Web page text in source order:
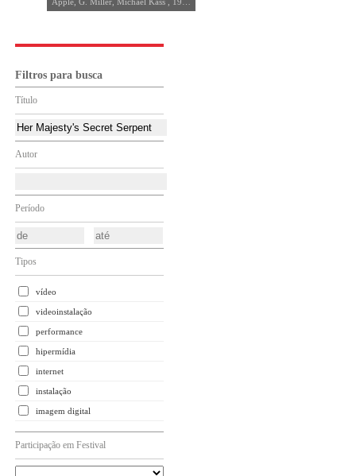
Filtros para busca
Título
Autor
Período
Tipos
vídeo
videoinstalação
performance
hipermídia
internet
instalação
imagem digital
Participação em Festival